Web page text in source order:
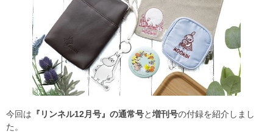
今回は 『リンネル12月号』の通常号と増刊号の付録を紹介しまし
た。